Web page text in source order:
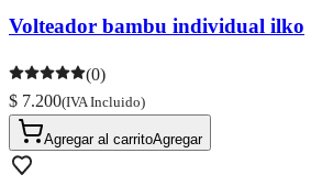
Volteador bambu individual ilko
(0)
$ 7.200(IVA Incluido)
Agregar al carritoAgregar